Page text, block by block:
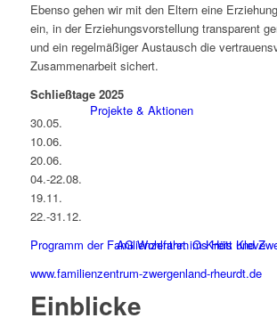
Projekte & Aktionen
AG Wohlfahrt im Kreis Kleve
Ebenso gehen wir mit den Eltern eine
ein, in der Erziehungsvorstellung transparent
und ein regelmäßiger Austausch die
Zusammenarbeit sichert.
Schließtage 2025
30.05.
10.06.
20.06.
04.-22.08.
19.11.
22.-31.12.
Programm der Familienzentren Os Hött und
www.familienzentrum-zwergenland-rheurdt.de
Einblicke